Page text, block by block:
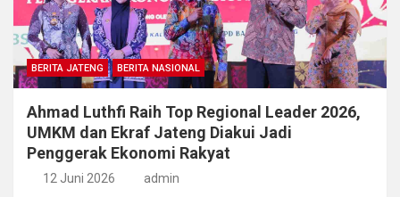
BERITA JATENG BERITA NASIONAL
Ahmad Luthfi Raih Top Regional Leader 2026,
UMKM dan Ekraf Jateng Diakui Jadi
Penggerak Ekonomi Rakyat
12 Juni 2026 admin